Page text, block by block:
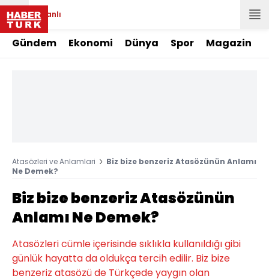
Canlı
Gündem Ekonomi Dünya Spor Magazin
Atasözleri ve Anlamlari
Biz bize benzeriz Atasözünün Anlamı
Ne Demek?
Biz bize benzeriz Atasözünün
Anlamı Ne Demek?
Atasözleri cümle içerisinde sıklıkla kullanıldığı gibi
günlük hayatta da oldukça tercih edilir. Biz bize
benzeriz atasözü de Türkçede yaygın olan